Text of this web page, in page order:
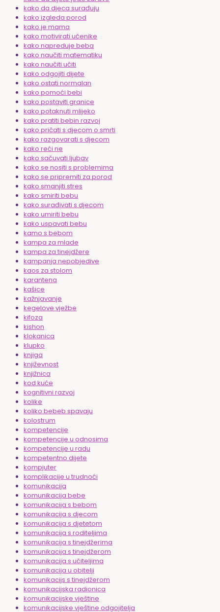
kako da djeca surađuju
kako izgleda porod
kako je mama
kako motivirati učenike
kako napreduje beba
kako naučiti matematiku
kako naučiti učiti
kako odgojiti dijete
kako ostati normalan
kako pomoći bebi
kako postaviti granice
kako potaknuti mlijeko
kako pratiti bebin razvoj
kako pričati s djecom o smrti
kako razgovarati s djecom
kako reći ne
kako sačuvati ljubav
kako se nositi s problemima
kako se pripremiti za porod
kako smanjiti stres
kako smiriti bebu
kako surađivati s djecom
kako umiriti bebu
kako uspavati bebu
kamo s bebom
kampa za mlade
kampa za tinejdžere
kampanja nepobjedive
kaos za stolom
karantena
kašice
kažnjavanje
kegelove vježbe
kifoza
kishon
klokanica
klupko
knjiga
književnost
knjižnica
kod kuće
kognitivni razvoj
kolike
koliko bebeb spavaju
kolostrum
kompetencije
kompetencije u odnosima
kompetencije u radu
kompetentno dijete
kompjuter
komplikacije u trudnoći
komunikacija
komunikacija bebe
komunikacija s bebom
komunikacija s djecom
komunikacija s djetetom
komunikacija s roditeljima
komunikacija s tinejdžerima
komunikacija s tinejdžerom
komunikacija s učiteljima
komunikacija u obitelji
komunikacijs s tinejdžerom
komunikacijska radionica
komunikacijske vještine
komunikacijske vještine odgojitelja